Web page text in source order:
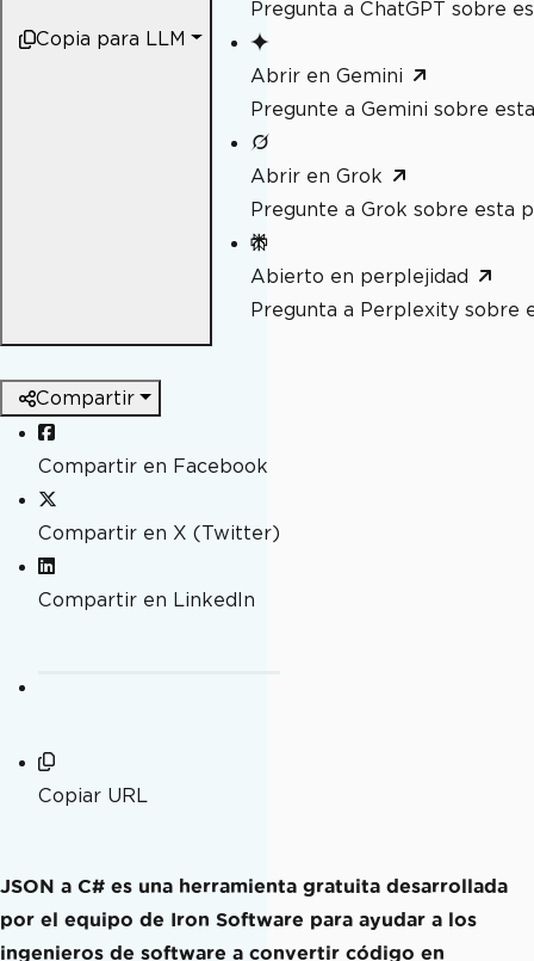
Copia para LLM
Pregunta a ChatGPT sobre
Abrir en Gemini
Pregunte a Gemini sobre
Abrir en Grok
Pregunte a Grok sobre esta
Abierto en perplejidad
Pregunta a Perplexity sobre
Compartir
Compartir en Facebook
Compartir en X (Twitter)
Compartir en LinkedIn
Copiar URL
JSON a C# es una herramienta gratuita desarrollada
por el equipo de Iron Software para ayudar a los
ingenieros de software a convertir código en